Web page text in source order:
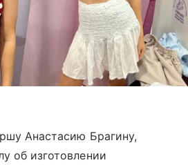
Анастасию Брагину,
об изготовлении